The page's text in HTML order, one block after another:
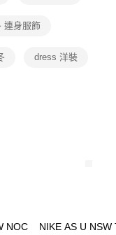
先享後付」服務完成之交
之同意方可使用
失，本公司不負相關責
連身服飾
dress 洋裝
NOC
NIKE AS U NSW